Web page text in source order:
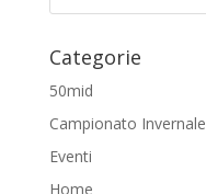
Categorie
50mid
Campionato Invernale
Eventi
Home